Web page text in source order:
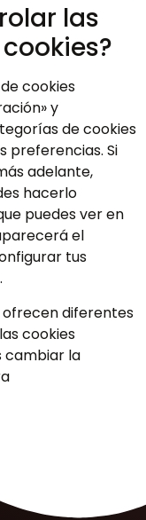
las
cookies
y
de cookies
preferencias. Si
adelante,
hacerlo
puedes ver en
el
tus
ofrecen diferentes
cookies
cambiar la